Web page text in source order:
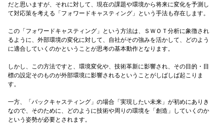
だと思いますが、それに対して、現在の課題や環境から将来に変化を予測し
て対応策を考える「フォワードキャスティング」という手法も存在します。
この「フォワードキャスティング」という方法は、ＳＷＯＴ分析に象徴され
るように、外部環境の変化に対して、自社がその強みを活かして、どのよう
に適合していくのかということが思考の基本動作となります。
しかし、この方法ですと、環境変化や、技術革新に影響され、その目的・目
標の設定そのものが外部環境に影響されるということがしばしば起こりま
す。
一方、「バックキャスティング」の場合「実現したい未来」が初めにありき
なので、そのために、どのように技術や周りの環境を「創造」していくのか
という姿勢が必要とされます。